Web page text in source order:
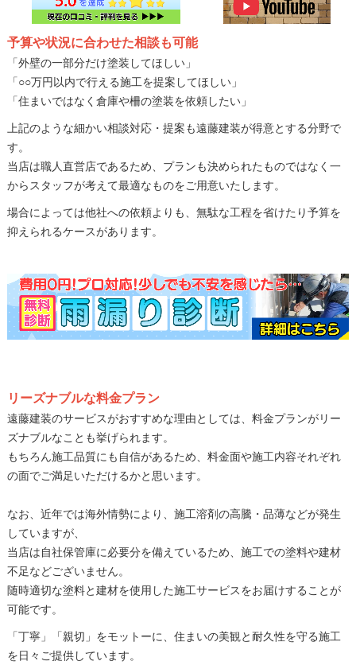
予算や状況に合わせた相談も可能
「外壁の一部分だけ塗装してほしい」
「○○万円以内で行える施工を提案してほしい」
「住まいではなく倉庫や柵の塗装を依頼したい」
上記のような細かい相談対応・提案も遠藤建装が得意とする分野で
す。
当店は職人直営店であるため、プランも決められたものではなく一
からスタッフが考えて最適なものをご用意いたします。
場合によっては他社への依頼よりも、無駄な工程を省けたり予算を
抑えられるケースがあります。
リーズナブルな料金プラン
遠藤建装のサービスがおすすめな理由としては、料金プランがリー
ズナブルなことも挙げられます。
もちろん施工品質にも自信があるため、料金面や施工内容それぞれ
の面でご満足いただけるかと思います。
なお、近年では海外情勢により、施工溶剤の高騰・品薄などが発生
していますが、
当店は自社保管庫に必要分を備えているため、施工での塗料や建材
不足などございません。
随時適切な塗料と建材を使用した施工サービスをお届けすることが
可能です。
「丁寧」「親切」をモットーに、住まいの美観と耐久性を守る施工
を日々ご提供しています。